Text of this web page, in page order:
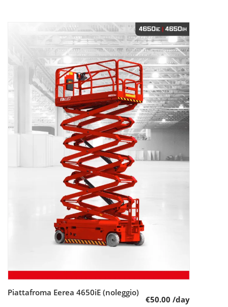
Leggi tutto
Piattafroma Eerea 4650iE (noleggio)
€50.00 /day